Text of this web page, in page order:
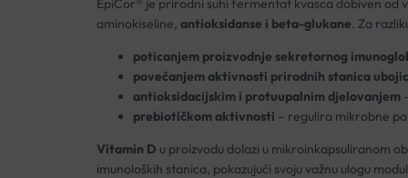
EpiCor® je prirodni suhi fermentat kvasca dobiven od
aminokiseline, antioksidanse i beta-glukane. Za
poticanjem proizvodnje sekretornog
povećanjem aktivnosti prirodnih stanica
antioksidacijskim i protuupalnim djelovanjem
prebiotičkom aktivnosti – regulira mikrobne
Vitamin D u proizvodu dolazi u mikroinkapsuliranom
imunoloških stanica, pokazujući svoju važnu ulogu